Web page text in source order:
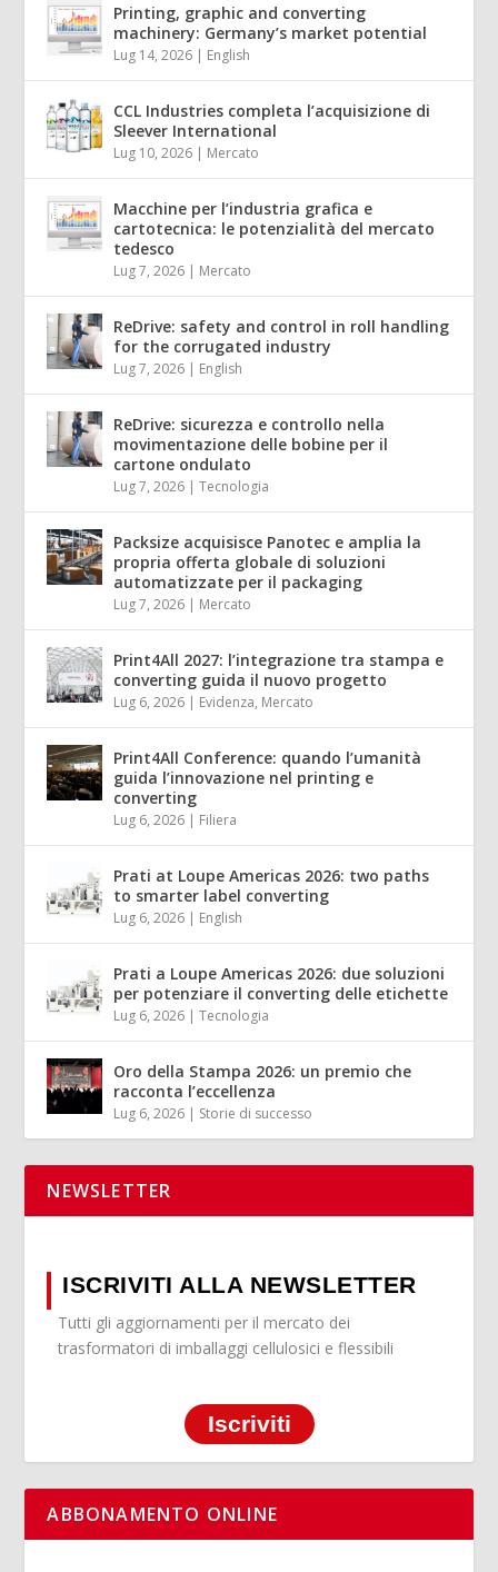
Printing, graphic and converting
machinery: Germany’s market potential
Lug 14, 2026 | English
CCL Industries completa l’acquisizione di
Sleever International
Lug 10, 2026 | Mercato
Macchine per l’industria grafica e
cartotecnica: le potenzialità del mercato
tedesco
Lug 7, 2026 | Mercato
ReDrive: safety and control in roll handling
for the corrugated industry
Lug 7, 2026 | English
ReDrive: sicurezza e controllo nella
movimentazione delle bobine per il
cartone ondulato
Lug 7, 2026 |Tecnologia
Packsize acquisisce Panotec e amplia la
propria offerta globale di soluzioni
automatizzate per il packaging
Lug 7, 2026 | Mercato
Print4All 2027: l’integrazione tra stampa e
converting guida il nuovo progetto
Lug 6, 2026 | Evidenza, Mercato
Print4All Conference: quando l’umanità
guida l’innovazione nel printing e
converting
Lug 6, 2026 | Filiera
Prati at Loupe Americas 2026: two paths
to smarter label converting
Lug 6, 2026 | English
Prati a Loupe Americas 2026: due soluzioni
per potenziare il converting delle etichette
Lug 6, 2026 |Tecnologia
Oro della Stampa 2026: un premio che
racconta l’eccellenza
Lug 6, 2026 | Storie di successo
NEWSLETTER
ISCRIVITI ALLA NEWSLETTER
Tutti gli aggiornamenti per il mercato dei
trasformatori di imballaggi cellulosici e flessibili
Iscriviti
ABBONAMENTO ONLINE